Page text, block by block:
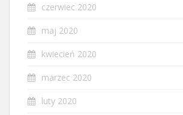
czerwiec 2020
maj 2020
kwiecień 2020
marzec 2020
luty 2020